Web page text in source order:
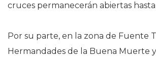
cruces permanecerán abiertas
Por su parte, en la zona de Fuente
Hermandades de la Buena Muerte